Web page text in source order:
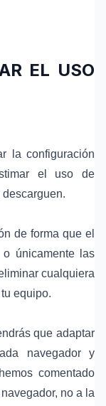
EL USO
la configuración
el uso de
de forma que el
o únicamente las
cualquiera
equipo.
que adaptar
navegador y
comentado
no a la